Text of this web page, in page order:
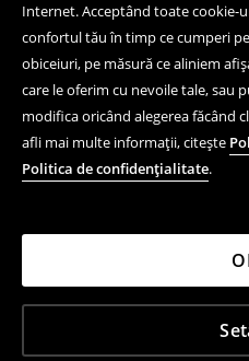
Internet. Acceptând toate cookie-
confortul tău în timp ce cumperi
obiceiuri, pe măsură ce aliniem
care le oferim cu nevoile tale, sau
modifica oricând alegerea făcând
afli mai multe informații, citește
Politica de confidențialitate.